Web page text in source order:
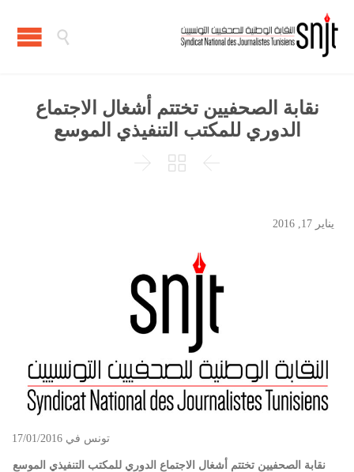

نقابة الصحفيين تختتم أشغال الاجتماع
الدوري للمكتب التنفيذي الموسع



يناير 17, 2016
تونس في 17/01/2016
نقابة الصحفيين تختتم أشغال الاجتماع الدوري للمكتب التنفيذي الموسع